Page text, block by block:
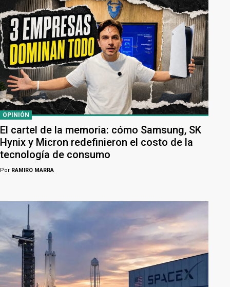
OPINIÓN
El cartel de la memoria: cómo Samsung, SK
Hynix y Micron redefinieron el costo de la
tecnología de consumo
Por RAMIRO MARRA